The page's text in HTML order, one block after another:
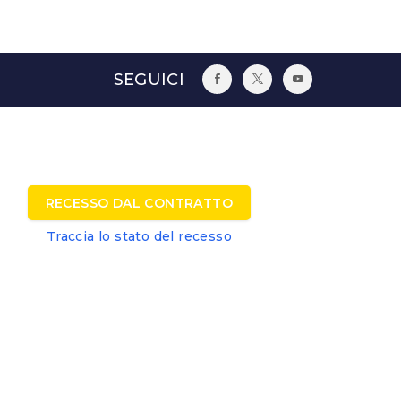
SEGUICI
RECESSO DAL CONTRATTO
Traccia lo stato del recesso